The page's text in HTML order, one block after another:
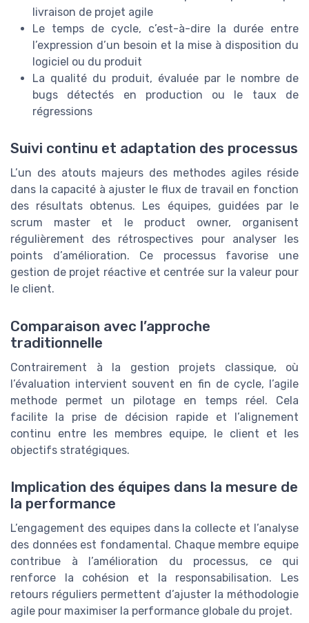
livraison de projet agile
Le temps de cycle, c’est-à-dire la durée entre
l’expression d’un besoin et la mise à disposition du
logiciel ou du produit
La qualité du produit, évaluée par le nombre de
bugs détectés en production ou le taux de
régressions
Suivi continu et adaptation des processus
L’un des atouts majeurs des methodes agiles réside
dans la capacité à ajuster le flux de travail en fonction
des résultats obtenus. Les équipes, guidées par le
scrum master et le product owner, organisent
régulièrement des rétrospectives pour analyser les
points d’amélioration. Ce processus favorise une
gestion de projet réactive et centrée sur la valeur pour
le client.
Comparaison avec l’approche
traditionnelle
Contrairement à la gestion projets classique, où
l’évaluation intervient souvent en fin de cycle, l’agile
methode permet un pilotage en temps réel. Cela
facilite la prise de décision rapide et l’alignement
continu entre les membres equipe, le client et les
objectifs stratégiques.
Implication des équipes dans la mesure de
la performance
L’engagement des equipes dans la collecte et l’analyse
des données est fondamental. Chaque membre equipe
contribue à l’amélioration du processus, ce qui
renforce la cohésion et la responsabilisation. Les
retours réguliers permettent d’ajuster la méthodologie
agile pour maximiser la performance globale du projet.